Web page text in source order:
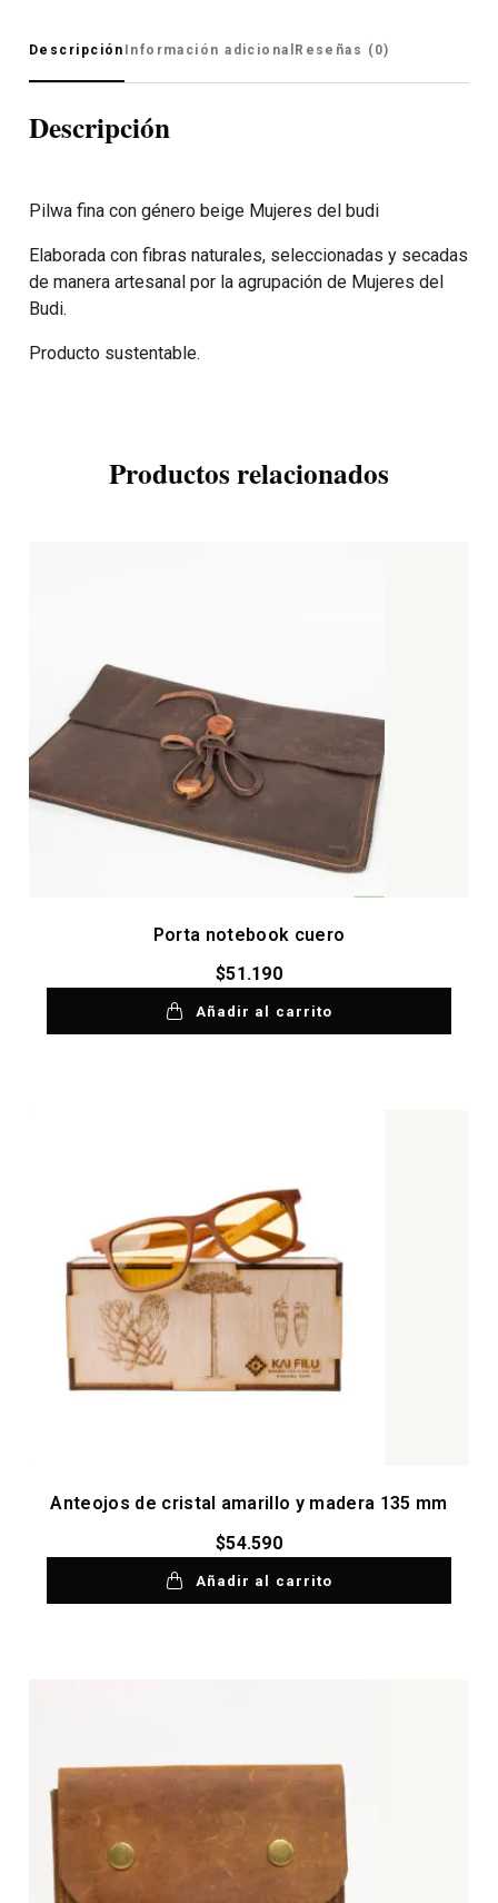
Descripción Información adicional Reseñas (0)
Descripción
Pilwa fina con género beige Mujeres del budi
Elaborada con fibras naturales, seleccionadas y secadas
de manera artesanal por la agrupación de Mujeres del
Budi.
Producto sustentable.
Productos relacionados
Porta notebook cuero
$51.190
Añadir al carrito
Anteojos de cristal amarillo y madera 135 mm
$54.590
Añadir al carrito